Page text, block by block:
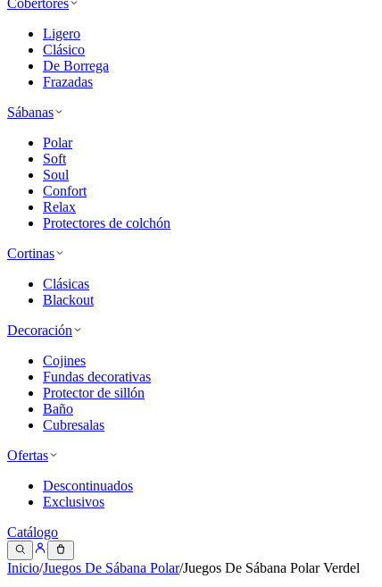
Cobertores
Ligero
Clásico
De Borrega
Frazadas
Sábanas
Polar
Soft
Soul
Confort
Relax
Protectores de colchón
Cortinas
Clásicas
Blackout
Decoración
Cojines
Fundas decorativas
Protector de sillón
Baño
Cubresalas
Ofertas
Descontinuados
Exclusivos
Catálogo
Inicio/Juegos De Sábana Polar/Juegos De Sábana Polar Verdel